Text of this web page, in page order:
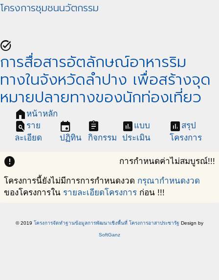
โครงการชุมชนนวัตกรรม
task_alt
การสื่อสารอัตลักษณ์อาหารริม
ทางในจังหวัดลำปาง เพื่อสร้างจุด
หมายปลายทางของนักท่องเที่ยว
home หน้าหลัก
find_in_page ราย
ละเอียด
event
ปฏิทิน
assignment
กิจกรรม
assessment แบบ
ประเมิน
assessment สรุป
โครงการ
error การกำหนดค่าไม่สมบูรณ์!!!
โครงการนี้ยังไม่มีการการกำหนดงวด กรุณากำหนดงวด
ของโครงการใน รายละเอียดโครงการ ก่อน !!!
© 2019 โครงการจัดทำฐานข้อมูลการพัฒนาเชิงพื้นที่ โครงการอาสาประชารัฐ Design by
SoftGanz